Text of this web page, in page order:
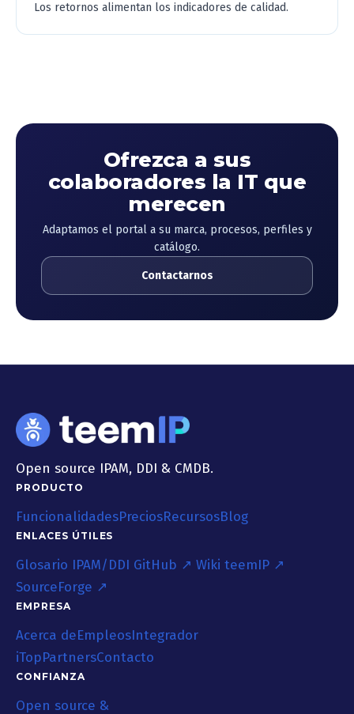
Los retornos alimentan los indicadores de calidad.
Ofrezca a sus
colaboradores la IT que
merecen
Adaptamos el portal a su marca, procesos, perfiles y
catálogo.
Contactarnos
Open source IPAM, DDI & CMDB.
PRODUCTO
FuncionalidadesPreciosRecursosBlog
ENLACES ÚTILES
Glosario IPAM/DDI GitHub ↗ Wiki teemIP ↗
SourceForge ↗
EMPRESA
Acerca deEmpleosIntegrador
iTopPartnersContacto
CONFIANZA
Open source &